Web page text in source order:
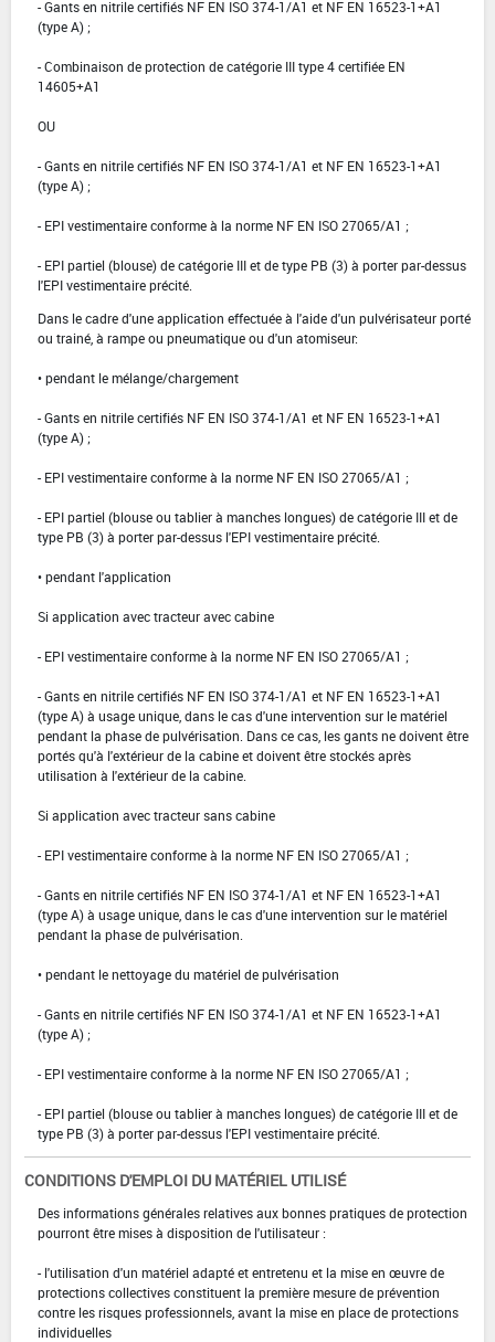
- Gants en nitrile certifiés NF EN ISO 374-1/A1 et NF EN 16523-1+A1
(type A) ;
- Combinaison de protection de catégorie III type 4 certifiée EN
14605+A1
OU
- Gants en nitrile certifiés NF EN ISO 374-1/A1 et NF EN 16523-1+A1
(type A) ;
- EPI vestimentaire conforme à la norme NF EN ISO 27065/A1 ;
- EPI partiel (blouse) de catégorie III et de type PB (3) à porter par-dessus
l'EPI vestimentaire précité.
Dans le cadre d'une application effectuée à l'aide d'un pulvérisateur porté
ou trainé, à rampe ou pneumatique ou d'un atomiseur:
• pendant le mélange/chargement
- Gants en nitrile certifiés NF EN ISO 374-1/A1 et NF EN 16523-1+A1
(type A) ;
- EPI vestimentaire conforme à la norme NF EN ISO 27065/A1 ;
- EPI partiel (blouse ou tablier à manches longues) de catégorie III et de
type PB (3) à porter par-dessus l'EPI vestimentaire précité.
• pendant l'application
Si application avec tracteur avec cabine
- EPI vestimentaire conforme à la norme NF EN ISO 27065/A1 ;
- Gants en nitrile certifiés NF EN ISO 374-1/A1 et NF EN 16523-1+A1
(type A) à usage unique, dans le cas d'une intervention sur le matériel
pendant la phase de pulvérisation. Dans ce cas, les gants ne doivent être
portés qu'à l'extérieur de la cabine et doivent être stockés après
utilisation à l'extérieur de la cabine.
Si application avec tracteur sans cabine
- EPI vestimentaire conforme à la norme NF EN ISO 27065/A1 ;
- Gants en nitrile certifiés NF EN ISO 374-1/A1 et NF EN 16523-1+A1
(type A) à usage unique, dans le cas d'une intervention sur le matériel
pendant la phase de pulvérisation.
• pendant le nettoyage du matériel de pulvérisation
- Gants en nitrile certifiés NF EN ISO 374-1/A1 et NF EN 16523-1+A1
(type A) ;
- EPI vestimentaire conforme à la norme NF EN ISO 27065/A1 ;
- EPI partiel (blouse ou tablier à manches longues) de catégorie III et de
type PB (3) à porter par-dessus l'EPI vestimentaire précité.
CONDITIONS D'EMPLOI DU MATÉRIEL UTILISÉ
Des informations générales relatives aux bonnes pratiques de protection
pourront être mises à disposition de l'utilisateur :
- l'utilisation d'un matériel adapté et entretenu et la mise en œuvre de
protections collectives constituent la première mesure de prévention
contre les risques professionnels, avant la mise en place de protections
individuelles